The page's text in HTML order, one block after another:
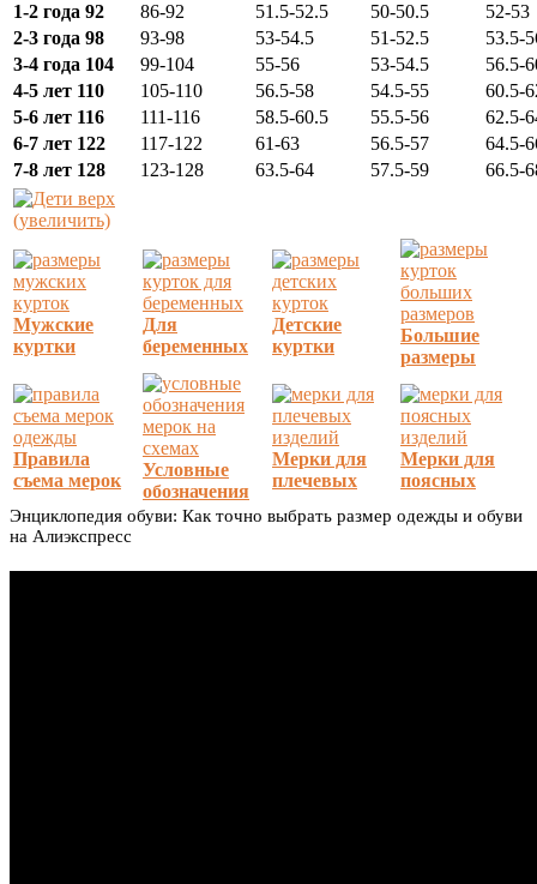
1-2 года 92 86-92 51.5-52.5 50-50.5
52-53
2-3 года 98
93-98 53-54.5 51-52.5
53.5-
3-4 года 104
99-104 55-56 53-54.5
56.5-
4-5 лет 110
105-110 56.5-58 54.5-55
60.5-
5-6 лет 116
111-116 58.5-60.5 55.5-56
62.5-
6-7 лет 122
117-122 61-63 56.5-57
64.5-
7-8 лет 128
123-128 63.5-64 57.5-59 66.5-
(увеличить)
Мужские
куртки
Для
беременных
Детские
куртки
Большие
размеры
Правила
съема мерок
Условные
обозначения
Мерки для
плечевых
Мерки для
поясных
Энциклопедия обуви: Как точно выбрать размер одежды и обуви
на Алиэкспресс